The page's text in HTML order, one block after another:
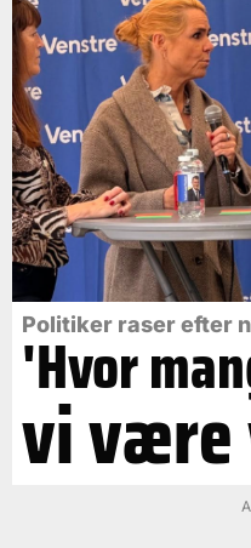
Politiker raser efter
'Hvor
vi